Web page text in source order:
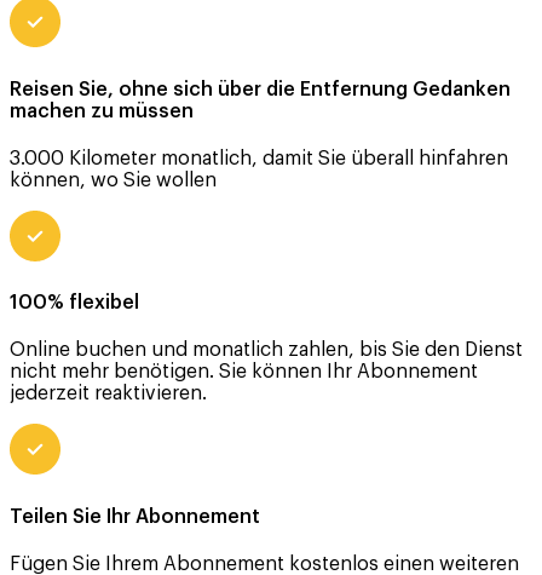
Reisen Sie, ohne sich über die Entfernung Gedanken
machen zu müssen
3.000 Kilometer monatlich, damit Sie überall hinfahren
können, wo Sie wollen
100% flexibel
Online buchen und monatlich zahlen, bis Sie den Dienst
nicht mehr benötigen. Sie können Ihr Abonnement
jederzeit reaktivieren.
Teilen Sie Ihr Abonnement
Fügen Sie Ihrem Abonnement kostenlos einen weiteren